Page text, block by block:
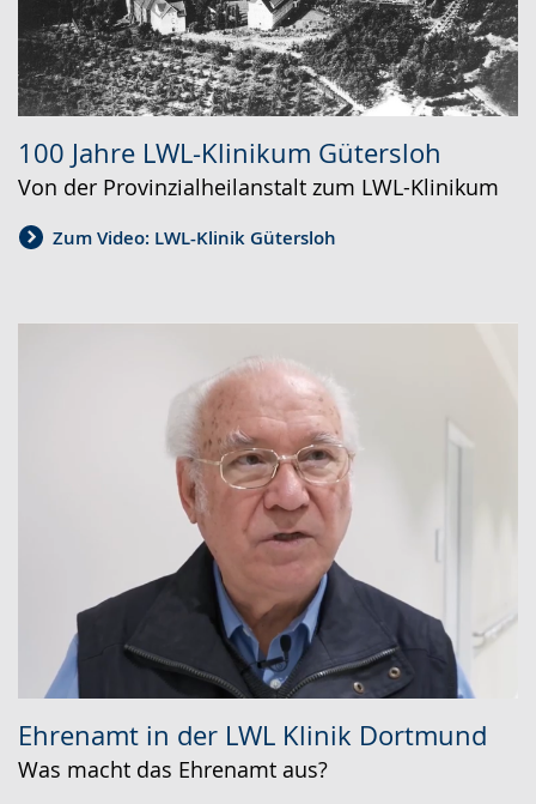
100 Jahre LWL-Klinikum Gütersloh
Von der Provinzialheilanstalt zum LWL-Klinikum
Zum Video: LWL-Klinik Gütersloh
Ehrenamt in der LWL Klinik Dortmund
Was macht das Ehrenamt aus?